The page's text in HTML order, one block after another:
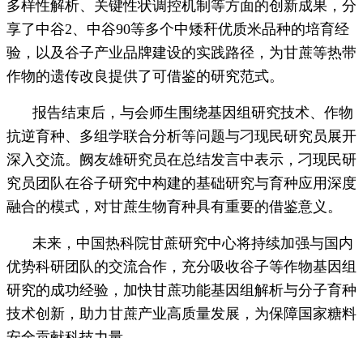
多样性解析、关键性状调控机制等方面的创新成果，分
享了中谷2、中谷90等多个中矮秆优质米品种的培育经
验，以及谷子产业品牌建设的实践路径，为甘蔗等热带
作物的遗传改良提供了可借鉴的研究范式。
报告结束后，与会师生围绕基因组研究技术、作物
抗逆育种、多组学联合分析等问题与刁现民研究员展开
深入交流。阙友雄研究员在总结发言中表示，刁现民研
究员团队在谷子研究中构建的基础研究与育种应用深度
融合的模式，对甘蔗生物育种具有重要的借鉴意义。
未来，中国热科院甘蔗研究中心将持续加强与国内
优势科研团队的交流合作，充分吸收谷子等作物基因组
研究的成功经验，加快甘蔗功能基因组解析与分子育种
技术创新，助力甘蔗产业高质量发展，为保障国家糖料